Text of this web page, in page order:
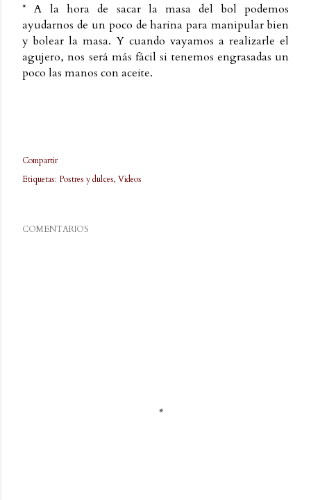
* A la hora de sacar la masa del bol podemos
ayudarnos de un poco de harina para manipular bien
y bolear la masa. Y cuando vayamos a realizarle el
agujero, nos será más fácil si tenemos engrasadas un
poco las manos con aceite.
Compartir
Etiquetas: Postres y dulces Videos
COMENTARIOS